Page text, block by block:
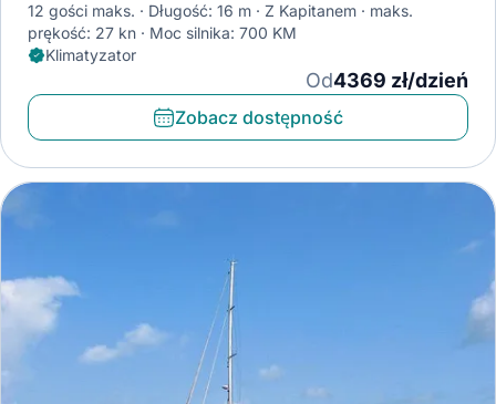
12 gości maks. Długość: 16 m Z Kapitanem
maks.
prękość: 27 kn
Moc silnika: 700 KM
Klimatyzator
Od4369 zł/dzień
Zobacz dostępność